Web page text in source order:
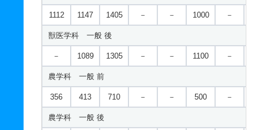
1112 1147 1405 － － 1000 －
獣医学科 一般 後
－ 1089 1305 － － 1100 －
農学科 一般 前
356 413 710 － － 500 －
農学科 一般 後